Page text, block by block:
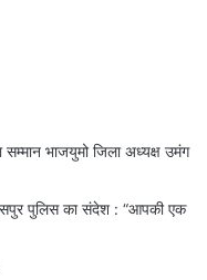
सम्मान भाजयुमो जिला अध्यक्ष उमंग
पुलिस का संदेश : “आपकी एक